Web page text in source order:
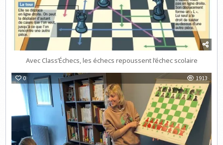
Avec Class’Échecs, les échecs repoussent l’échec scolaire
0 1913